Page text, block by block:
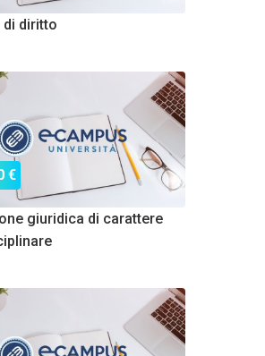
di diritto
€
giuridica di carattere